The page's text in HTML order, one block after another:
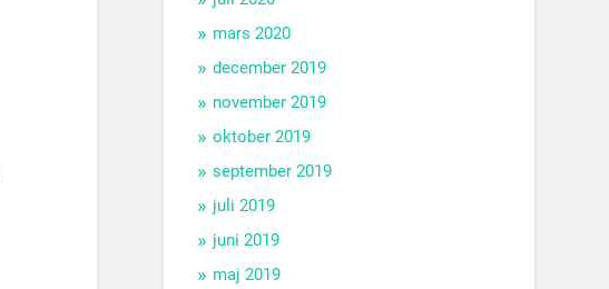
mars 2020
december 2019
november 2019
oktober 2019
september 2019
juli 2019
juni 2019
maj 2019